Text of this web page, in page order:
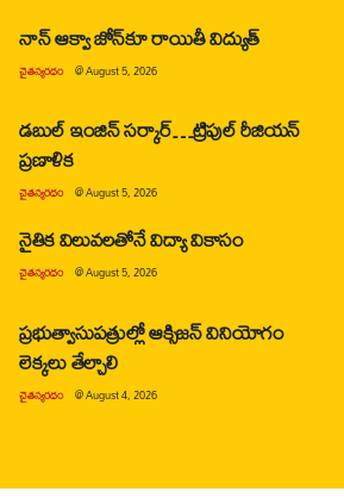
నాన్ ఆక్వా జోన్‌కూ రాయితీ విద్యుత్
చైతన్యరధం @August 5, 2026
డబుల్ ఇంజిన్ సర్కార్…ట్రిపుల్ రీజియన్
ప్రణాళిక
చైతన్యరధం @August 5, 2026
నైతిక విలువలతోనే విద్యా వికాసం
చైతన్యరధం @August 5, 2026
ప్రభుత్వాసుపత్రుల్లో ఆక్సిజన్ వినియోగం
లెక్కలు తేల్చాలి
చైతన్యరధం @August 4, 2026